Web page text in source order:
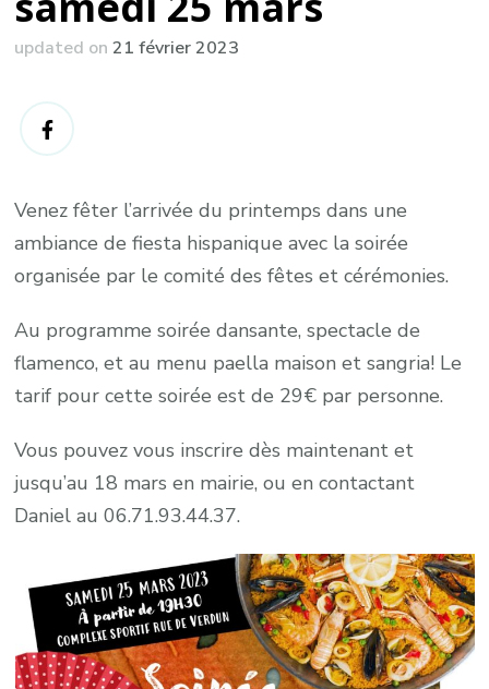
updated on21 février 2023
Venez fêter l’arrivée du printemps dans une
ambiance de fiesta hispanique avec la soirée
organisée par le comité des fêtes et cérémonies.
Au programme soirée dansante, spectacle de
flamenco, et au menu paella maison et sangria! Le
tarif pour cette soirée est de 29€ par personne.
Vous pouvez vous inscrire dès maintenant et
jusqu’au 18 mars en mairie, ou en contactant
Daniel au 06.71.93.44.37.